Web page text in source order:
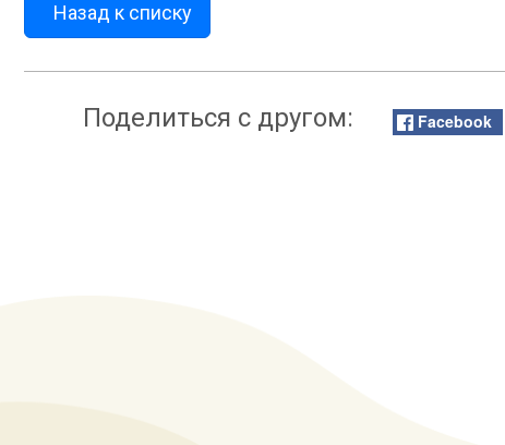
Назад к списку
Поделиться с другом: Facebook